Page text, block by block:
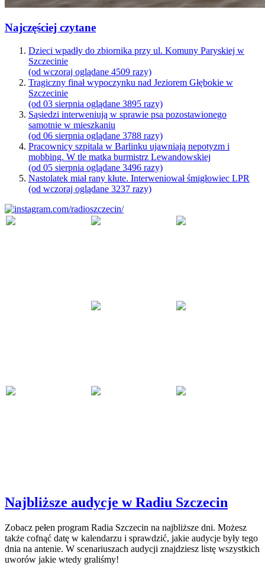
Najczęściej czytane
Dzieci wpadły do zbiornika przy ul. Komuny Paryskiej w
Szczecinie
(od wczoraj oglądane 4509 razy)
Tragiczny finał wypoczynku nad Jeziorem Głębokie w
Szczecinie
(od 03 sierpnia oglądane 3895 razy)
Sąsiedzi interweniują w sprawie psa pozostawionego
samotnie w mieszkaniu
(od 06 sierpnia oglądane 3788 razy)
Pracownicy szpitala w Barlinku ujawniają nepotyzm i
mobbing. W tle matka burmistrz Lewandowskiej
(od 05 sierpnia oglądane 3496 razy)
Nastolatek miał rany kłute. Interweniował śmigłowiec LPR
(od wczoraj oglądane 3237 razy)
Najbliższe audycje w Radiu Szczecin
Zobacz pełen program Radia Szczecin na najbliższe dni. Możesz
także cofnąć datę w kalendarzu i sprawdzić, jakie audycje były tego
dnia na antenie. W scenariuszach audycji znajdziesz listę wszystkich
uworów jakie wtedy graliśmy!